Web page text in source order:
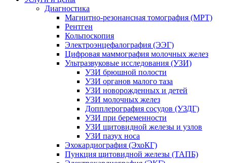
Диагностика
Магнитно-резонансная томография (МРТ)
Рентген
Кольпоскопия
Электроэнцефалография (ЭЭГ)
Цифровая маммография молочных желез
Ультразвуковые исследования (УЗИ)
УЗИ брюшной полости
УЗИ органов малого таза
УЗИ новорожденных и детей
УЗИ молочных желез
Допплерография сосудов (УЗДГ)
УЗИ при беременности
УЗИ щитовидной железы и узлов
УЗИ пазух носа
Эхокардиография (ЭхоКГ)
Пункция щитовидной железы (ТАПБ)